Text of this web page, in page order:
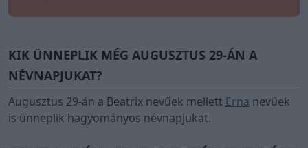
KIK ÜNNEPLIK MÉG AUGUSZTUS 29-ÁN A
NÉVNAPJUKAT?
Augusztus 29-án a Beatrix nevűek mellett Erna nevűek
is ünneplik hagyományos névnapjukat.